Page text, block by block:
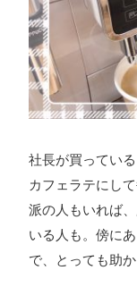
実績 #事業紹介
日 #会社行事 #
言 #健康優良法人
PM #制作進行・
末年始 #採用 #
#看板 #研修 #
福利厚生 #第3の
#行事
株式会社シフォ
〒101-0047
東京都千代田区
GoogleMaps
社長が買ってい
カフェラテにし
派の人もいれば
いる人も。傍に
で、とっても助